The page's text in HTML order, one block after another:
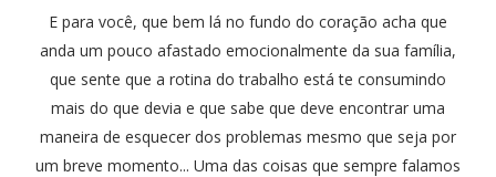
E para você, que bem lá no fundo do coração acha que
anda um pouco afastado emocionalmente da sua família,
que sente que a rotina do trabalho está te consumindo
mais do que devia e que sabe que deve encontrar uma
maneira de esquecer dos problemas mesmo que seja por
um breve momento... Uma das coisas que sempre falamos